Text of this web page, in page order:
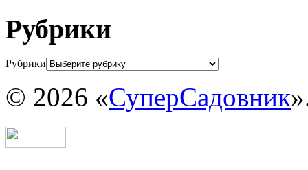
Рубрики
Рубрики
© 2026 «СуперСадовник